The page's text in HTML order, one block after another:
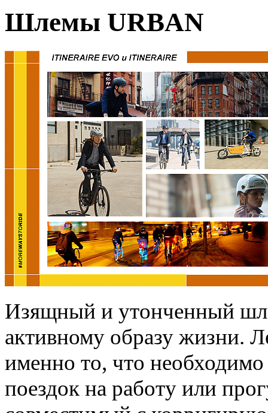
Шлемы URBAN
Изящный и утонченный
активному образу жизни.
именно то, что
поездок на работу или